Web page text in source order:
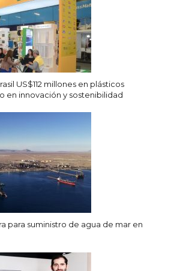
US$112 millones en plásticos
en innovación y sostenibilidad
para suministro de agua de mar en